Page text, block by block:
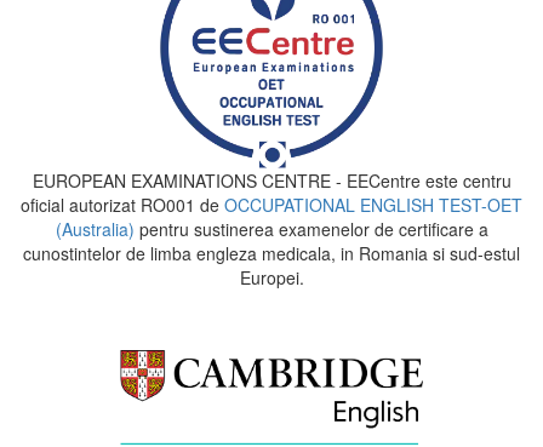
EUROPEAN EXAMINATIONS CENTRE - EECentre este centru
oficial autorizat RO001 de OCCUPATIONAL ENGLISH TEST-OET
(Australia) pentru sustinerea examenelor de certificare a
cunostintelor de limba engleza medicala, in Romania si sud-estul
Europei.